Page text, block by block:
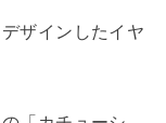
ザインしたイヤ